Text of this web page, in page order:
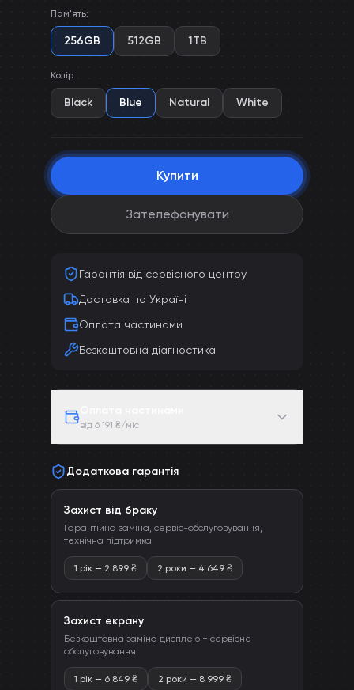
Пам'ять:
256GB 512GB 1TB
Колір:
Black Blue Natural White
Купити
Зателефонувати
Гарантія від сервісного центру
Доставка по Україні
Оплата частинами
Безкоштовна діагностика
від 6 191 ₴/міс
Додаткова гарантія
Захист від браку
Гарантійна заміна, сервіс-обслуговування,
технічна підтримка
1 рік — 2 899 ₴ 2 роки — 4 649 ₴
Захист екрану
Безкоштовна заміна дисплею + сервісне
обслуговування
1 рік — 6 849 ₴ 2 роки — 8 999 ₴